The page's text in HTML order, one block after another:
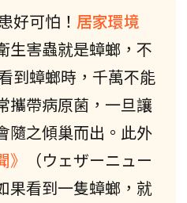
好可怕！ 居家環境
生害蟲就是蟑螂，不
到蟑螂時，千萬不能
攜帶病原菌，一旦讓
隨之傾巢而出。此外
》
（ウェザーニュー
果看到一隻蟑螂，就